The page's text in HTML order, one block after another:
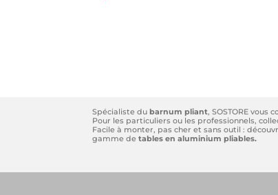
Spécialiste du barnum pliant, SOSTORE
Pour les particuliers ou les professionnels,
Facile à monter, pas cher et sans outil :
gamme detables en aluminium pliables.